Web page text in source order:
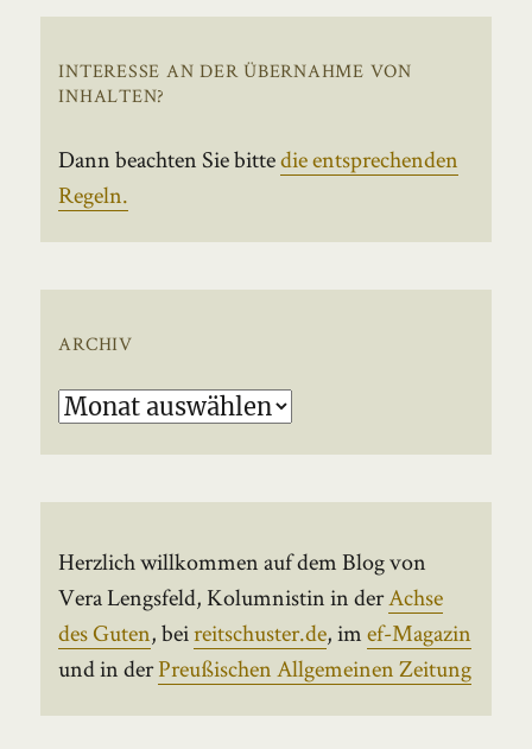
INTERESSE AN DER ÜBERNAHME VON
INHALTEN?
Dann beachten Sie bittedie entsprechenden
Regeln.
ARCHIV
Archiv
Herzlich willkommen auf dem Blog von
Vera Lengsfeld, Kolumnistin in derAchse
des Guten, beireitschuster.de, imef-Magazin
und in derPreußischen Allgemeinen Zeitung